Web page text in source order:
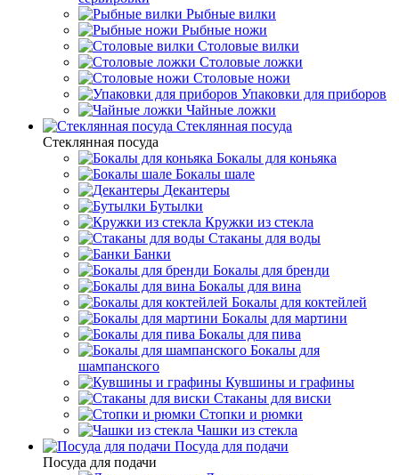
Рыбные вилки
Рыбные ножи
Столовые вилки
Столовые ложки
Столовые ножи
Упаковки для приборов
Чайные ложки
Стеклянная посуда
Стеклянная посуда
Бокалы для коньяка
Бокалы шале
Декантеры
Бутылки
Кружки из стекла
Стаканы для воды
Банки
Бокалы для бренди
Бокалы для вина
Бокалы для коктейлей
Бокалы для мартини
Бокалы для пива
Бокалы для
шампанского
Кувшины и графины
Стаканы для виски
Стопки и рюмки
Чашки из стекла
Посуда для подачи
Посуда для подачи